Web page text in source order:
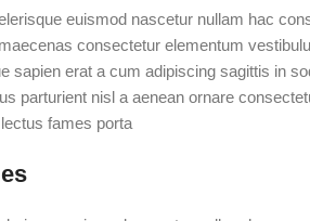
euismod nascetur nullam hac
consectetur elementum
sapien erat a cum adipiscing sagittis in
parturient nisl a aenean ornare
fames porta.